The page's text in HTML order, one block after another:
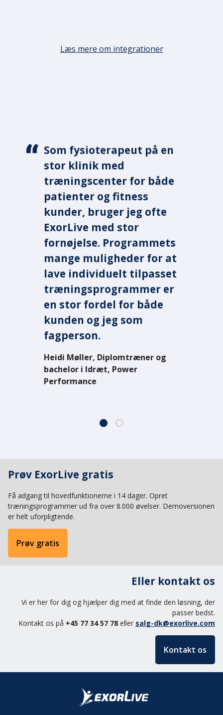
Læs mere om integrationer
Som fysioterapeut på en
stor klinik med
træningscenter for både
patienter og fitness
kunder, bruger jeg ofte
ExorLive med stor
fornøjelse. Programmets
mange muligheder for at
lave individuelt tilpasset
træningsprogrammer er
en stor fordel for både
kunden og jeg som
fagperson.
Heidi Møller, Diplomtræner og
bachelor i Idræt, Power
Performance
Hvis jeg arbejder i
journalsystemet, kan
jeg nemt tjekke noget
i ExorLive og gå
tilbage igen uden at
skulle logge ind på ny.
Det fungerer virkelig
godt og helt
problemfrit.
Anne Kvamsdal, Nesttuntorget
Fysioterapi
Prøv ExorLive gratis
Få adgang til hovedfunktionerne i 14 dager. Opret
træningsprogrammer ud fra over 8.000 øvelser. Demoversionen
er helt uforpligtende.
Prøv gratis
Eller kontakt os
Vi er her for dig og hjælper dig med at finde den løsning, der
passer bedst.
Kontakt os på +45 77 34 57 78 eller salg-dk@exorlive.com
Kontakt os